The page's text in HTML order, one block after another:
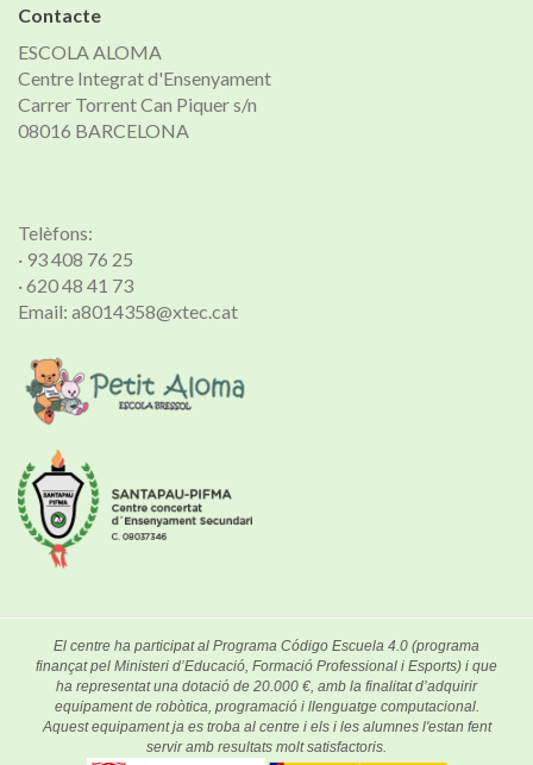
Contacte
ESCOLA ALOMA
Centre Integrat d'Ensenyament
Carrer Torrent Can Piquer s/n
08016 BARCELONA
Telèfons:
· 93 408 76 25
· 620 48 41 73
Email: a8014358@xtec.cat
El centre ha participat al Programa Código Escuela 4.0 (programa
finançat pel Ministeri d’Educació, Formació Professional i Esports) i que
ha representat una dotació de 20.000 €, amb la finalitat d’adquirir
equipament de robòtica, programació i llenguatge computacional.
Aquest equipament ja es troba al centre i els i les alumnes l'estan fent
servir amb resultats molt satisfactoris.